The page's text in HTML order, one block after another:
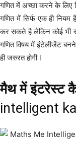
गणित में अच्छा करने के लिए
गणित में सिर्फ एक ही नियम
कर सकते है लेकिन कोई भी
गणित विषय में इंटेलीजेंट
ही जरुरत होगी l
मैथ में इंटरेस्ट
intelligent